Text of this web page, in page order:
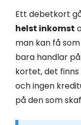
Ett debetkort
helst inkomst
man kan få
bara handlar
kortet, det
och ingen
på den som